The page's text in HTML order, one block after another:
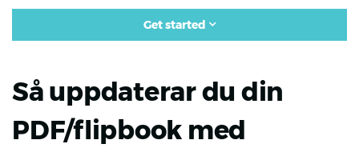
Get started
Så uppdaterar du din
PDF/flipbook med